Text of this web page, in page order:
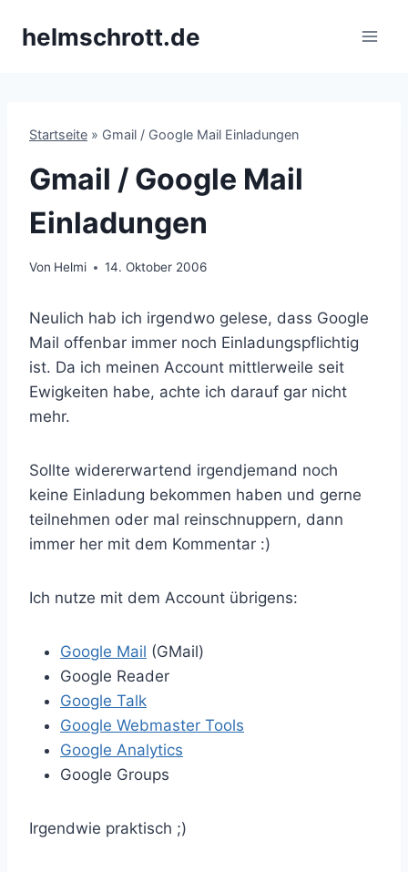
Inhalthelmschrott.de
Startseite » Gmail / Google Mail Einladungen
Gmail / Google Mail
Einladungen
Von Helmi 14. Oktober 2006
Neulich hab ich irgendwo gelese, dass Google
Mail offenbar immer noch Einladungspflichtig
ist. Da ich meinen Account mittlerweile seit
Ewigkeiten habe, achte ich darauf gar nicht
mehr.
Sollte widererwartend irgendjemand noch
keine Einladung bekommen haben und gerne
teilnehmen oder mal reinschnuppern, dann
immer her mit dem Kommentar :)
Ich nutze mit dem Account übrigens:
Google Mail (GMail)
Google Reader
Google Talk
Google Webmaster Tools
Google Analytics
Google Groups
Irgendwie praktisch ;)